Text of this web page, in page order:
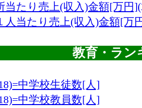
当たり売上(収入)金額[万円
人当たり売上(収入)金額[万
教育・ラン
中学校生徒数[人]
中学校教員数[人]